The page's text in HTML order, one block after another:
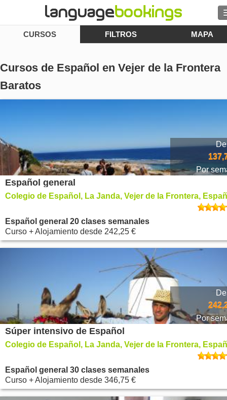
Contacto
EXPLORAR
Ayuda
Moneda €
Idioma
CURSOS FILTROS MAPA
Cursos de Español en Vejer de la Frontera
Baratos
Por
Español general
Colegio de Español, La Janda, Vejer de la Frontera,
Español general 20 clases semanales
Curso + Alojamiento desde 242,25 €
Por
Súper intensivo de Español
Colegio de Español, La Janda, Vejer de la Frontera,
Español general 30 clases semanales
Curso + Alojamiento desde 346,75 €